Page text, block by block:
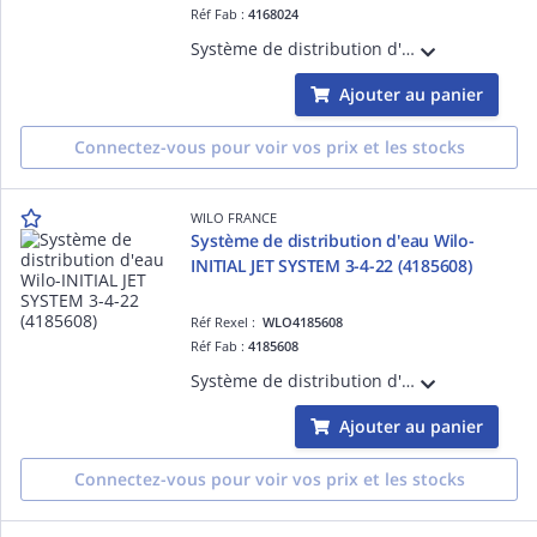
Réf Fab :4168024
Système de distribution d'eau Wilo-INITIAL JET SYSTEM 4-4-50 avec réservoir à vessie et interrupteur à pression avec fonction de démarrage et arrêt automatique. (4168024)
Ajouter au panier
Connectez-vous pour voir vos prix et les stocks
WILO FRANCE
Système de distribution d'eau Wilo-
INITIAL JET SYSTEM 3-4-22 (4185608)
Réf Rexel :WLO4185608
Réf Fab :4185608
Système de distribution d'eau Wilo-INITIAL JET SYSTEM 3-4-22 avec réservoir à vessie et interrupteur à pression avec fonction de démarrage et arrêt automatique. (4185608)
Ajouter au panier
Connectez-vous pour voir vos prix et les stocks